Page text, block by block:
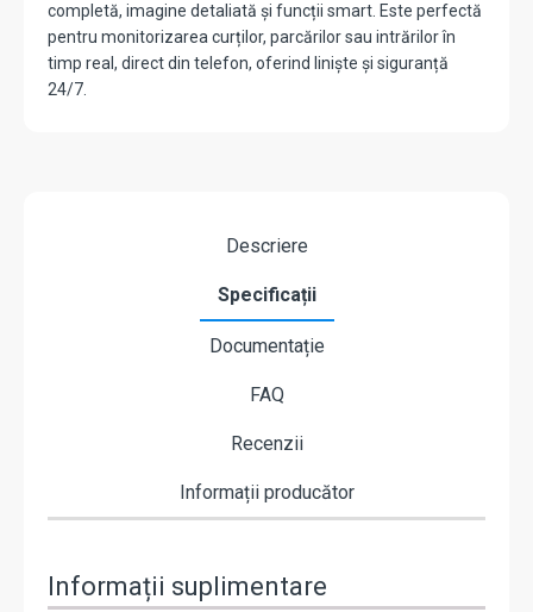
completă, imagine detaliată și funcții smart. Este perfectă
pentru monitorizarea curților, parcărilor sau intrărilor în
timp real, direct din telefon, oferind liniște și siguranță
24/7.
Descriere
Specificații
Documentație
FAQ
Recenzii
Informații producător
Informații suplimentare